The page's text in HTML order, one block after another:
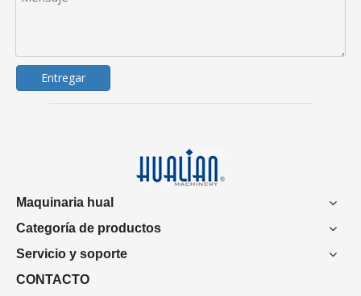
Entregar
Maquinaria hual
Categoría de productos
Servicio y soporte
CONTACTO